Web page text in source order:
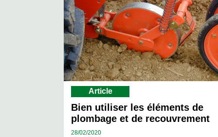
Article
Bien utiliser les éléments de
plombage et de recouvrement
28/02/2020